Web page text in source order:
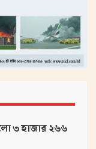
৩ হাজার ২৬৬